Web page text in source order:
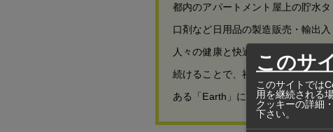
都内のアパートメント屋上の貯水
口剤など日用品の製造販売・輸出
人々の健康と快適な生活を実現す
続けることで、社会と共に着実な
ある「Earth」には、人々の役に
このサ
このサイトでは
用を継続される
クッキーの詳細
下さい。